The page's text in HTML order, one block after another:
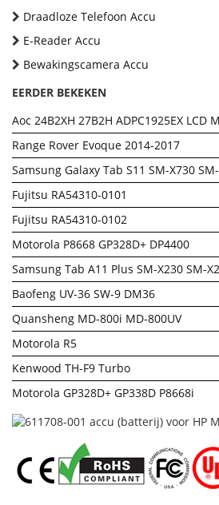
Draadloze Telefoon Accu
E-Reader Accu
Bewakingscamera Accu
EERDER BEKEKEN
Aoc 24B2XH 27B2H ADPC1925EX LCD
Range Rover Evoque 2014-2017
Samsung Galaxy Tab S11 SM-X730
Fujitsu RA54310-0101
Fujitsu RA54310-0102
Motorola P8668 GP328D+ DP4400
Samsung Tab A11 Plus SM-X230 SM-
Baofeng UV-36 SW-9 DM36
Quansheng MD-800i MD-800UV
Motorola R5
Kenwood TH-F9 Turbo
Motorola GP328D+ GP338D P8668i